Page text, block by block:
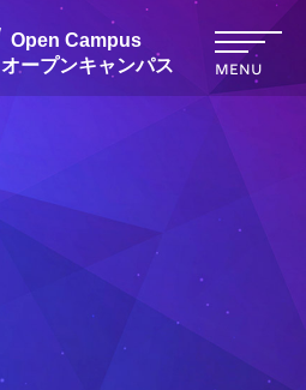
オープンキャンパス MENU